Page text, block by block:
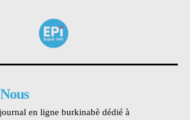
en ligne burkinabè dédié à